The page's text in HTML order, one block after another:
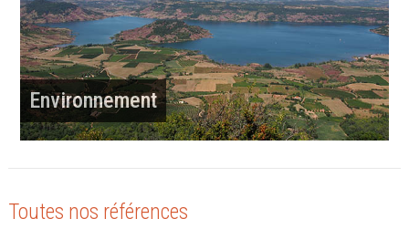
Environnement
Toutes nos références